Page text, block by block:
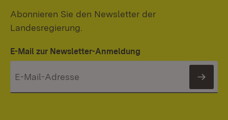
Abonnieren Sie den Newsletter der
Landesregierung.
E-Mail zur Newsletter-Anmeldung